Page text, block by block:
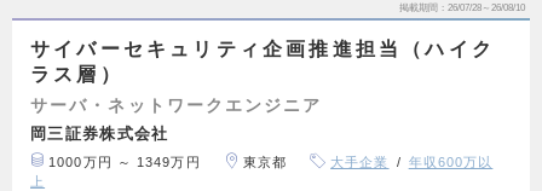
掲載期間 26/07/28～26/08/10
サイバーセキュリティ企画推進担当（ハイク
ラス層）
サーバ・ネットワークエンジニア
岡三証券株式会社
1000万円 ～ 1349万円 東京都 大手企業
年収600万以
上